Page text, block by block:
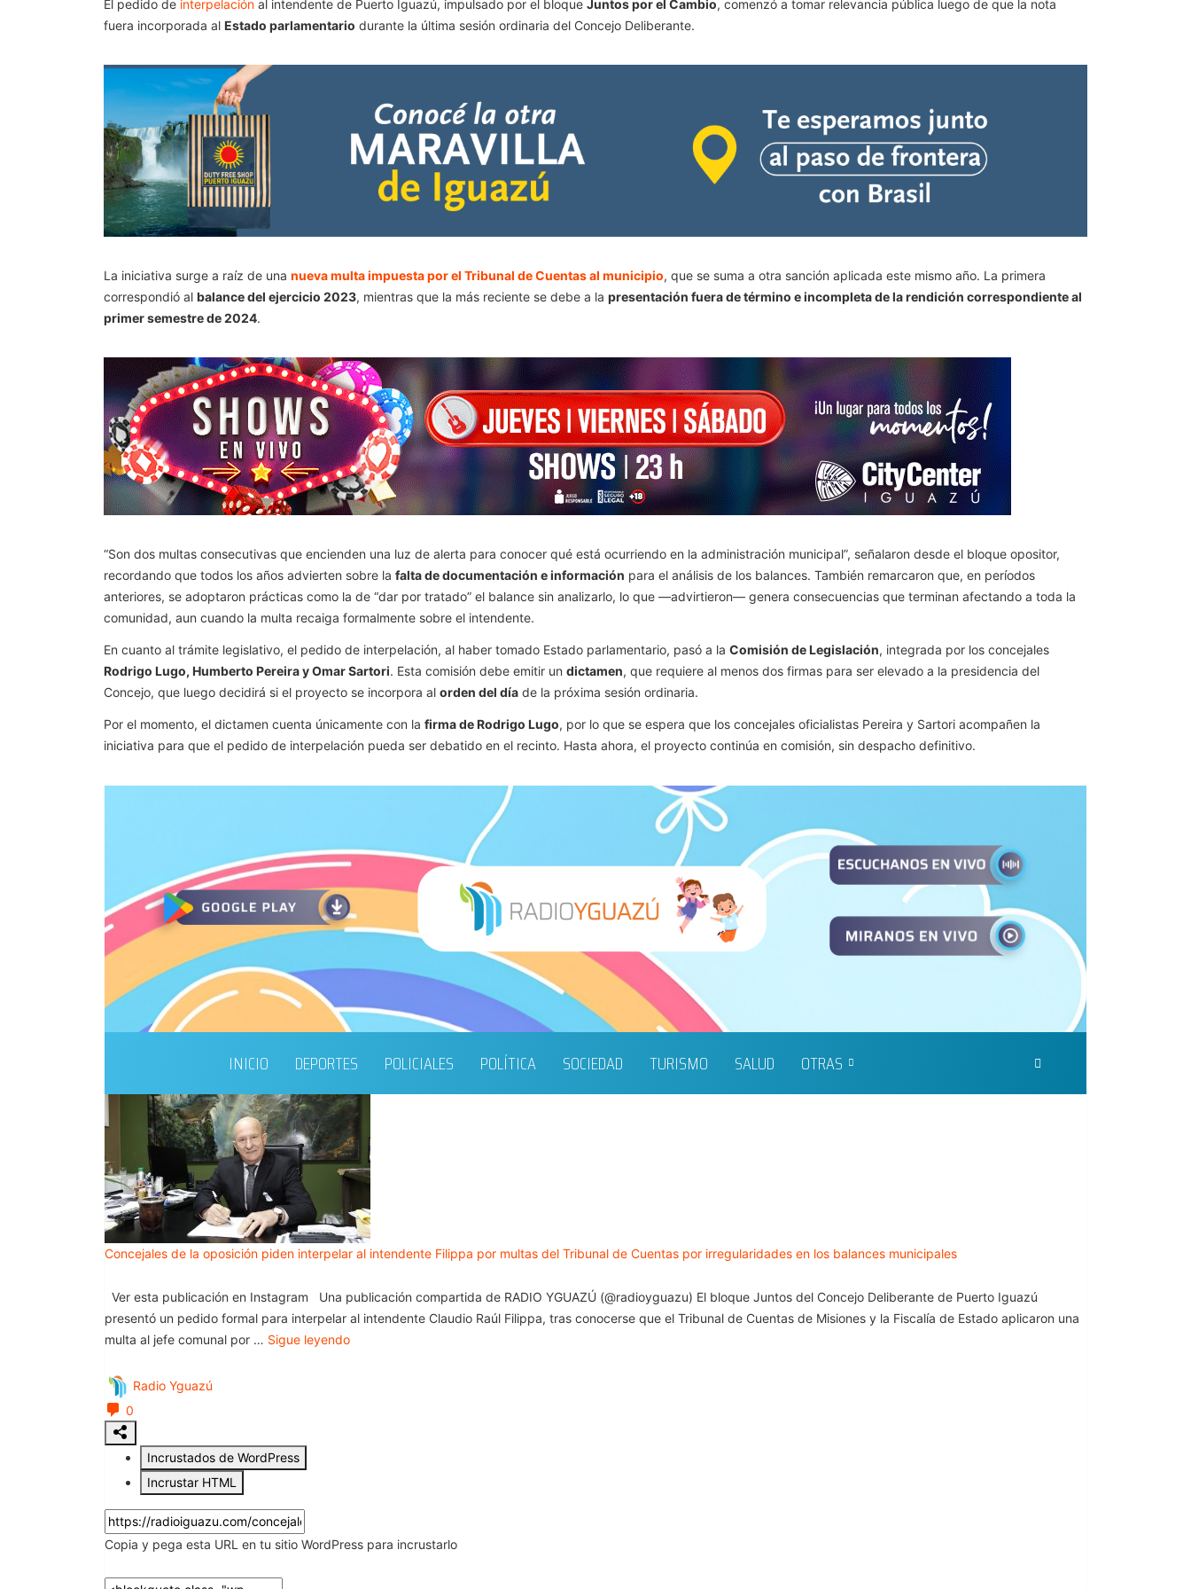
El pedido de interpelación al intendente de Puerto Iguazú, impulsado por el bloque Juntos por el Cambio, comenzó a tomar relevancia pública luego de que la nota
fuera incorporada al Estado parlamentario durante la última sesión ordinaria del Concejo Deliberante.
La iniciativa surge a raíz de una nueva multa impuesta por el Tribunal de Cuentas al municipio, que se suma a otra sanción aplicada este mismo año. La primera
correspondió al balance del ejercicio 2023, mientras que la más reciente se debe a la presentación fuera de término e incompleta de la rendición correspondiente al
primer semestre de 2024.
“Son dos multas consecutivas que encienden una luz de alerta para conocer qué está ocurriendo en la administración municipal”, señalaron desde el bloque opositor,
recordando que todos los años advierten sobre la falta de documentación e información para el análisis de los balances. También remarcaron que, en períodos
anteriores, se adoptaron prácticas como la de “dar por tratado” el balance sin analizarlo, lo que —advirtieron— genera consecuencias que terminan afectando a toda la
comunidad, aun cuando la multa recaiga formalmente sobre el intendente.
En cuanto al trámite legislativo, el pedido de interpelación, al haber tomado Estado parlamentario, pasó a la Comisión de Legislación, integrada por los concejales
Rodrigo Lugo, Humberto Pereira y Omar Sartori. Esta comisión debe emitir un dictamen, que requiere al menos dos firmas para ser elevado a la presidencia del
Concejo, que luego decidirá si el proyecto se incorpora al orden del día de la próxima sesión ordinaria.
Por el momento, el dictamen cuenta únicamente con la firma de Rodrigo Lugo, por lo que se espera que los concejales oficialistas Pereira y Sartori acompañen la
iniciativa para que el pedido de interpelación pueda ser debatido en el recinto. Hasta ahora, el proyecto continúa en comisión, sin despacho definitivo.